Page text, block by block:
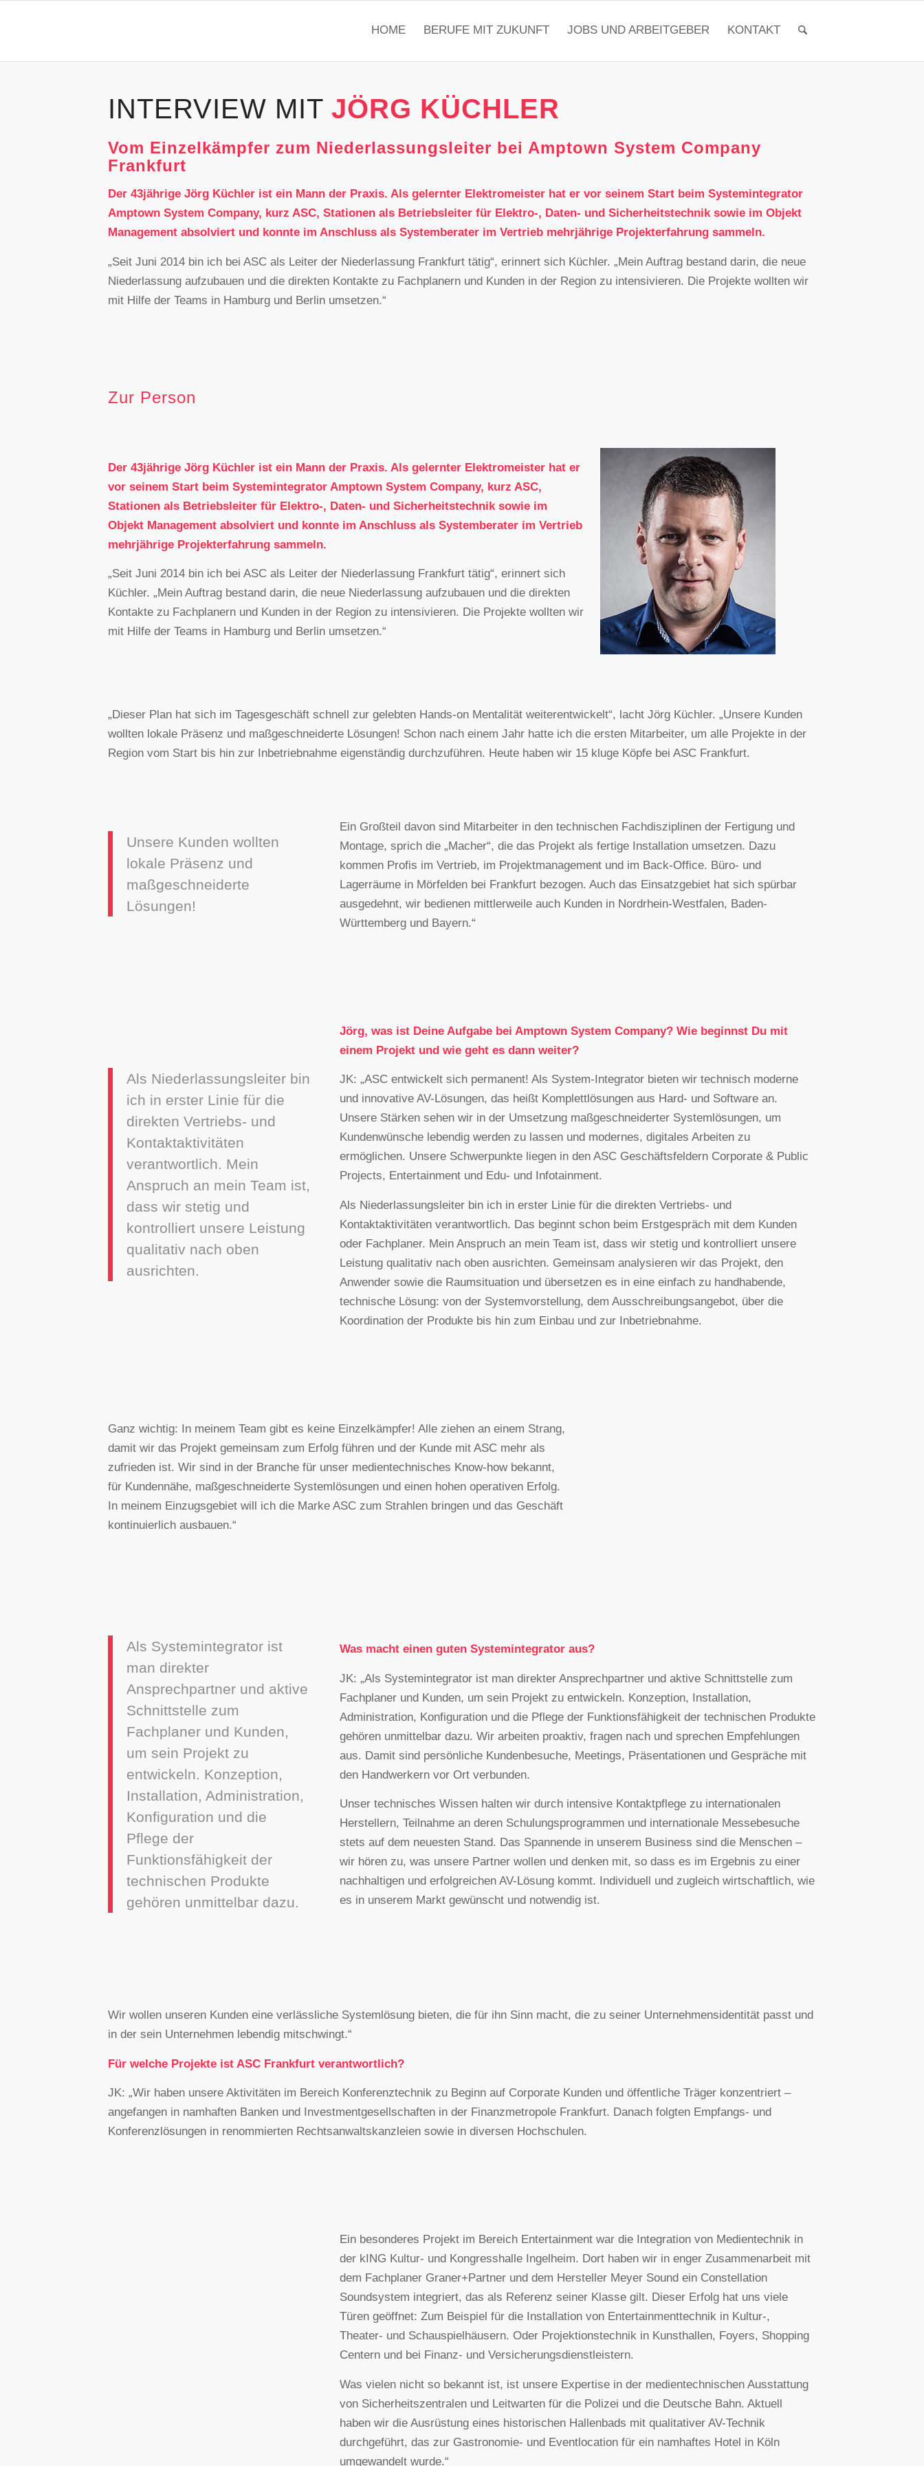
HOME BERUFE MIT ZUKUNFT JOBS UND ARBEITGEBER KONTAKT
INTERVIEW MIT JÖRG KÜCHLER
Vom Einzelkämpfer zum Niederlassungsleiter bei Amptown System Company
Frankfurt
Der 43jährige Jörg Küchler ist ein Mann der Praxis. Als gelernter Elektromeister hat er vor seinem Start beim Systemintegrator
Amptown System Company, kurz ASC, Stationen als Betriebsleiter für Elektro-, Daten- und Sicherheitstechnik sowie im Objekt
Management absolviert und konnte im Anschluss als Systemberater im Vertrieb mehrjährige Projekterfahrung sammeln.
„Seit Juni 2014 bin ich bei ASC als Leiter der Niederlassung Frankfurt tätig“, erinnert sich Küchler. „Mein Auftrag bestand darin, die neue
Niederlassung aufzubauen und die direkten Kontakte zu Fachplanern und Kunden in der Region zu intensivieren. Die Projekte wollten wir
mit Hilfe der Teams in Hamburg und Berlin umsetzen.“
Zur Person
Der 43jährige Jörg Küchler ist ein Mann der Praxis. Als gelernter Elektromeister hat er
vor seinem Start beim Systemintegrator Amptown System Company, kurz ASC,
Stationen als Betriebsleiter für Elektro-, Daten- und Sicherheitstechnik sowie im
Objekt Management absolviert und konnte im Anschluss als Systemberater im Vertrieb
mehrjährige Projekterfahrung sammeln.
„Seit Juni 2014 bin ich bei ASC als Leiter der Niederlassung Frankfurt tätig“, erinnert sich
Küchler. „Mein Auftrag bestand darin, die neue Niederlassung aufzubauen und die direkten
Kontakte zu Fachplanern und Kunden in der Region zu intensivieren. Die Projekte wollten wir
mit Hilfe der Teams in Hamburg und Berlin umsetzen.“
„Dieser Plan hat sich im Tagesgeschäft schnell zur gelebten Hands-on Mentalität weiterentwickelt“, lacht Jörg Küchler. „Unsere Kunden
wollten lokale Präsenz und maßgeschneiderte Lösungen! Schon nach einem Jahr hatte ich die ersten Mitarbeiter, um alle Projekte in der
Region vom Start bis hin zur Inbetriebnahme eigenständig durchzuführen. Heute haben wir 15 kluge Köpfe bei ASC Frankfurt.
Unsere Kunden wollten
lokale Präsenz und
maßgeschneiderte
Lösungen!
Ein Großteil davon sind Mitarbeiter in den technischen Fachdisziplinen der Fertigung und
Montage, sprich die „Macher“, die das Projekt als fertige Installation umsetzen. Dazu
kommen Profis im Vertrieb, im Projektmanagement und im Back-Office. Büro- und
Lagerräume in Mörfelden bei Frankfurt bezogen. Auch das Einsatzgebiet hat sich spürbar
ausgedehnt, wir bedienen mittlerweile auch Kunden in Nordrhein-Westfalen, Baden-
Württemberg und Bayern.“
Als Niederlassungsleiter bin
ich in erster Linie für die
direkten Vertriebs- und
Kontaktaktivitäten
verantwortlich. Mein
Anspruch an mein Team ist,
dass wir stetig und
kontrolliert unsere Leistung
qualitativ nach oben
ausrichten.
Jörg, was ist Deine Aufgabe bei Amptown System Company? Wie beginnst Du mit
einem Projekt und wie geht es dann weiter?
JK: „ASC entwickelt sich permanent! Als System-Integrator bieten wir technisch moderne
und innovative AV-Lösungen, das heißt Komplettlösungen aus Hard- und Software an.
Unsere Stärken sehen wir in der Umsetzung maßgeschneiderter Systemlösungen, um
Kundenwünsche lebendig werden zu lassen und modernes, digitales Arbeiten zu
ermöglichen. Unsere Schwerpunkte liegen in den ASC Geschäftsfeldern Corporate & Public
Projects, Entertainment und Edu- und Infotainment.
Als Niederlassungsleiter bin ich in erster Linie für die direkten Vertriebs- und
Kontaktaktivitäten verantwortlich. Das beginnt schon beim Erstgespräch mit dem Kunden
oder Fachplaner. Mein Anspruch an mein Team ist, dass wir stetig und kontrolliert unsere
Leistung qualitativ nach oben ausrichten. Gemeinsam analysieren wir das Projekt, den
Anwender sowie die Raumsituation und übersetzen es in eine einfach zu handhabende,
technische Lösung: von der Systemvorstellung, dem Ausschreibungsangebot, über die
Koordination der Produkte bis hin zum Einbau und zur Inbetriebnahme.
Ganz wichtig: In meinem Team gibt es keine Einzelkämpfer! Alle ziehen an einem Strang,
damit wir das Projekt gemeinsam zum Erfolg führen und der Kunde mit ASC mehr als
zufrieden ist. Wir sind in der Branche für unser medientechnisches Know-how bekannt,
für Kundennähe, maßgeschneiderte Systemlösungen und einen hohen operativen Erfolg.
In meinem Einzugsgebiet will ich die Marke ASC zum Strahlen bringen und das Geschäft
kontinuierlich ausbauen.“
Als Systemintegrator ist
man direkter
Ansprechpartner und aktive
Schnittstelle zum
Fachplaner und Kunden,
um sein Projekt zu
entwickeln. Konzeption,
Installation, Administration,
Konfiguration und die
Pflege der
Funktionsfähigkeit der
technischen Produkte
gehören unmittelbar dazu.
Was macht einen guten Systemintegrator aus?
JK: „Als Systemintegrator ist man direkter Ansprechpartner und aktive Schnittstelle zum
Fachplaner und Kunden, um sein Projekt zu entwickeln. Konzeption, Installation,
Administration, Konfiguration und die Pflege der Funktionsfähigkeit der technischen Produkte
gehören unmittelbar dazu. Wir arbeiten proaktiv, fragen nach und sprechen Empfehlungen
aus. Damit sind persönliche Kundenbesuche, Meetings, Präsentationen und Gespräche mit
den Handwerkern vor Ort verbunden.
Unser technisches Wissen halten wir durch intensive Kontaktpflege zu internationalen
Herstellern, Teilnahme an deren Schulungsprogrammen und internationale Messebesuche
stets auf dem neuesten Stand. Das Spannende in unserem Business sind die Menschen –
wir hören zu, was unsere Partner wollen und denken mit, so dass es im Ergebnis zu einer
nachhaltigen und erfolgreichen AV-Lösung kommt. Individuell und zugleich wirtschaftlich, wie
es in unserem Markt gewünscht und notwendig ist.
Wir wollen unseren Kunden eine verlässliche Systemlösung bieten, die für ihn Sinn macht, die zu seiner Unternehmensidentität passt und
in der sein Unternehmen lebendig mitschwingt.“
Für welche Projekte ist ASC Frankfurt verantwortlich?
JK: „Wir haben unsere Aktivitäten im Bereich Konferenztechnik zu Beginn auf Corporate Kunden und öffentliche Träger konzentriert –
angefangen in namhaften Banken und Investmentgesellschaften in der Finanzmetropole Frankfurt. Danach folgten Empfangs- und
Konferenzlösungen in renommierten Rechtsanwaltskanzleien sowie in diversen Hochschulen.
Ein besonderes Projekt im Bereich Entertainment war die Integration von Medientechnik in
der kING Kultur- und Kongresshalle Ingelheim. Dort haben wir in enger Zusammenarbeit mit
dem Fachplaner Graner+Partner und dem Hersteller Meyer Sound ein Constellation
Soundsystem integriert, das als Referenz seiner Klasse gilt. Dieser Erfolg hat uns viele
Türen geöffnet: Zum Beispiel für die Installation von Entertainmenttechnik in Kultur-,
Theater- und Schauspielhäusern. Oder Projektionstechnik in Kunsthallen, Foyers, Shopping
Centern und bei Finanz- und Versicherungsdienstleistern.
Was vielen nicht so bekannt ist, ist unsere Expertise in der medientechnischen Ausstattung
von Sicherheitszentralen und Leitwarten für die Polizei und die Deutsche Bahn. Aktuell
haben wir die Ausrüstung eines historischen Hallenbads mit qualitativer AV-Technik
durchgeführt, das zur Gastronomie- und Eventlocation für ein namhaftes Hotel in Köln
umgewandelt wurde.“